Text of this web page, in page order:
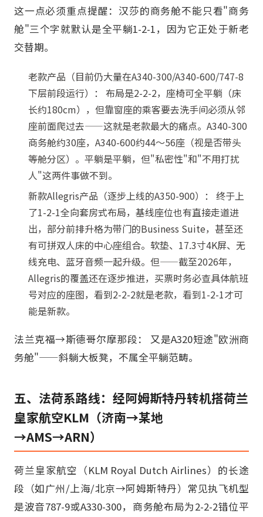
这一点必须重点提醒：汉莎的商务舱不能只看"商务
舱"三个字就默认是全平躺1-2-1，因为它正处于新老
交替期。
老款产品（目前仍大量在A340-300/A340-600/747-8
下层前段运行）： 布局是2-2-2，座椅可全平躺（床
长约180cm），但靠窗座的乘客要去洗手间必须从邻
座前面爬过去——这就是老款最大的痛点。A340-300
商务舱约30座，A340-600约44～56座（视是否带头
等舱分区）。平躺是平躺，但"私密性"和"不用打扰
人"这两件事做不到。
新款Allegris产品（逐步上线的A350-900）： 终于上
了1-2-1全向套房式布局，基线座位也有直接走道进
出，部分前排升格为带门的Business Suite，甚至还
有可拼双人床的中心座组合。软垫、17.3寸4K屏、无
线充电、蓝牙音频一起升级。但——截至2026年，
Allegris的覆盖还在逐步推进，买票时务必查具体航班
号对应的座图，看到2-2-2就是老款，看到1-2-1才可
能是新款。
法兰克福→斯德哥尔摩那段： 又是A320短途"欧洲商
务舱"——斜躺大板凳，不属全平躺范畴。
五、法荷系路线：经阿姆斯特丹转机搭荷兰
皇家航空KLM（济南→某地
→AMS→ARN）
荷兰皇家航空（KLM Royal Dutch Airlines）的长途
段（如广州/上海/北京→阿姆斯特丹）常见执飞机型
是波音787-9或A330-300，商务舱布局为2-2-2错位平